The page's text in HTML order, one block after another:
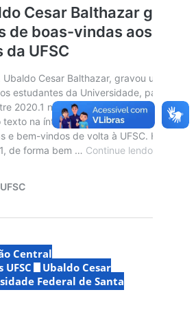
Central
Ubaldo Cesar
Federal de Santa